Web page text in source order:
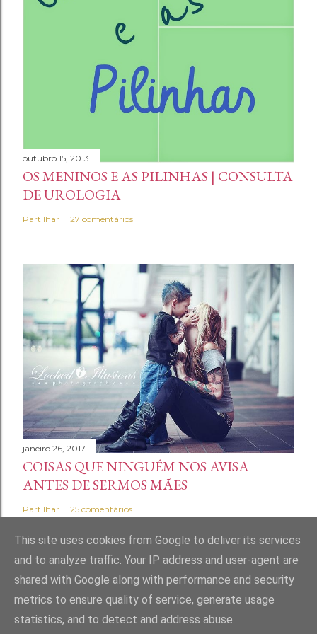
i
o
outubro 15, 2013
OS MENINOS E AS PILINHAS | CONSULTA
DE UROLOGIA
Partilhar 27 comentários
janeiro 26, 2017
COISAS QUE NINGUÉM NOS AVISA
ANTES DE SERMOS MÃES
Partilhar 25 comentários
Com tecnologia do Blogger
Marta Andrade Maia | Home Made Mess
This site uses cookies from Google to deliver its services
and to analyze traffic. Your IP address and user-agent are
shared with Google along with performance and security
metrics to ensure quality of service, generate usage
statistics, and to detect and address abuse.